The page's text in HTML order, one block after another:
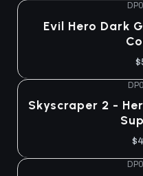
Evil Hero Dark
Skyscraper 2 -